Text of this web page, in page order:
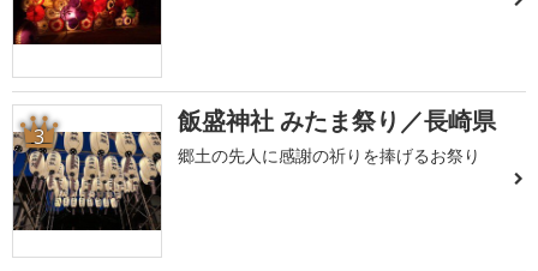
3 飯盛神社 みたま祭り／長崎県
郷土の先人に感謝の祈りを捧げるお祭り